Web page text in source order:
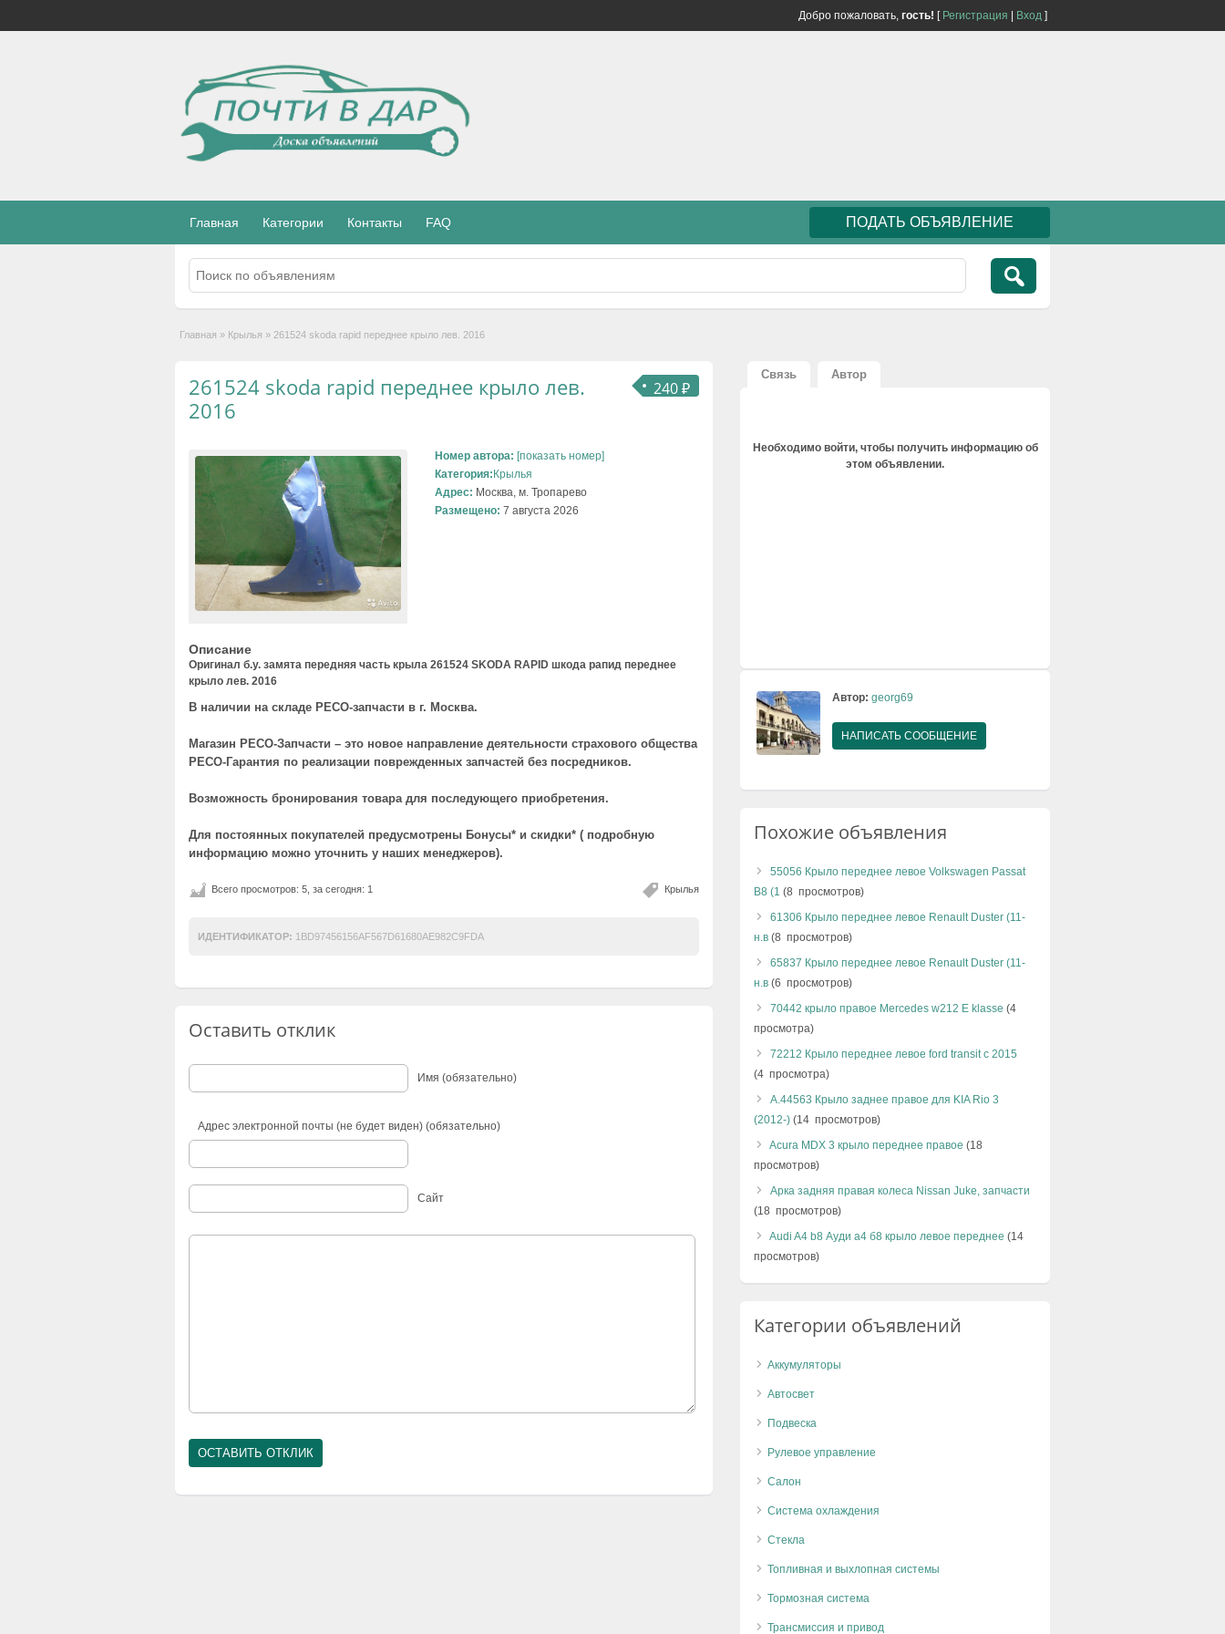
Добро пожаловать, гость! [ Регистрация Вход ]
Главная Категории Контакты FAQ ПОДАТЬ ОБЪЯВЛЕНИЕ
Главная » Крылья » 261524 skoda rapid переднее крыло лев. 2016
240 ₽
261524 skoda rapid переднее крыло лев.
2016
Номер автора: [показать номер]
Категория: Крылья
Адрес: Москва, м. Тропарево
Размещено: 7 августа 2026
Описание
Оригинал б.у. замята передняя часть крыла 261524 SKODA RAPID шкода рапид переднее
крыло лев. 2016
В наличии на складе РЕСО-запчасти в г. Москва.
Магазин РЕСО-Запчасти – это новое направление деятельности страхового общества
РЕСО-Гарантия по реализации поврежденных запчастей без посредников.
Возможность бронирования товара для последующего приобретения.
Для постоянных покупателей предусмотрены Бонусы* и скидки* ( подробную
информацию можно уточнить у наших менеджеров).
Крылья
Всего просмотров: 5, за сегодня: 1
ИДЕНТИФИКАТОР: 1BD97456156AF567D61680AE982C9FDA
Оставить отклик
Имя (обязательно)
Адрес электронной почты (не будет виден) (обязательно)
Сайт
Связь Автор
Необходимо войти, чтобы получить информацию об
этом объявлении.
Автор: georg69
НАПИСАТЬ СООБЩЕНИЕ
Похожие объявления
55056 Крыло переднее левое Volkswagen Passat
B8 (1 (8 просмотров)
61306 Крыло переднее левое Renault Duster (11-
н.в (8 просмотров)
65837 Крыло переднее левое Renault Duster (11-
н.в (6 просмотров)
70442 крыло правое Mercedes w212 E klasse (4
просмотра)
72212 Крыло переднее левое ford transit с 2015
(4 просмотра)
А.44563 Крыло заднее правое для KIA Rio 3
(2012-) (14 просмотров)
Acura MDX 3 крыло переднее правое (18
просмотров)
Арка задняя правая колеса Nissan Juke, запчасти
(18 просмотров)
Audi A4 b8 Ауди а4 б8 крыло левое переднее (14
просмотров)
Категории объявлений
Аккумуляторы
Автосвет
Подвеска
Рулевое управление
Салон
Система охлаждения
Стекла
Топливная и выхлопная системы
Тормозная система
Трансмиссия и привод